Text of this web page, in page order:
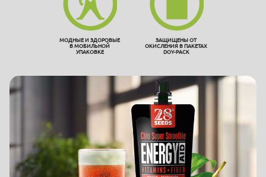
МОДНЫЕ И ЗДОРОВЫЕ
В МОБИЛЬНОЙ
УПАКОВКЕ
ЗАЩИЩЕНЫ ОТ
ОКИСЛЕНИЯ В ПАКЕТАХ
DOY-PACK